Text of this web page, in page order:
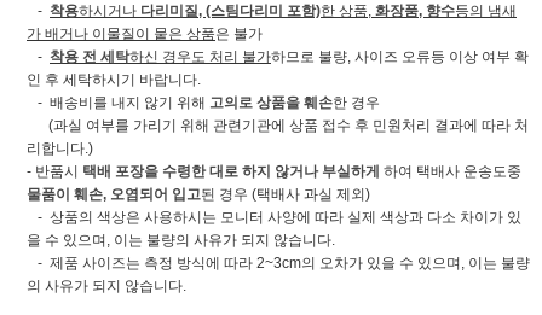
- 착용하시거나 다리미질, (스팀다리미 포함)한 상품, 화장품, 향수등의 냄새
가 배거나 이물질이 뭍은 상품은 불가
- 착용 전 세탁하신 경우도 처리 불가하므로 불량, 사이즈 오류등 이상 여부 확
인 후 세탁하시기 바랍니다.
- 배송비를 내지 않기 위해 고의로 상품을 훼손한 경우
(과실 여부를 가리기 위해 관련기관에 상품 접수 후 민원처리 결과에 따라 처
리합니다.)
- 반품시 택배 포장을 수령한 대로 하지 않거나 부실하게 하여 택배사 운송도중
물품이 훼손, 오염되어 입고된 경우 (택배사 과실 제외)
- 상품의 색상은 사용하시는 모니터 사양에 따라 실제 색상과 다소 차이가 있
을 수 있으며, 이는 불량의 사유가 되지 않습니다.
- 제품 사이즈는 측정 방식에 따라 2~3cm의 오차가 있을 수 있으며, 이는 불량
의 사유가 되지 않습니다.